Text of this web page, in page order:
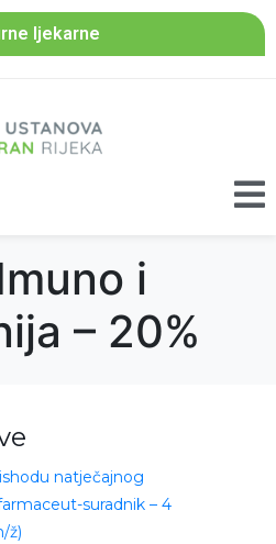
ljekarne
i
– 20%
natječajnog
suradnik – 4
ž)